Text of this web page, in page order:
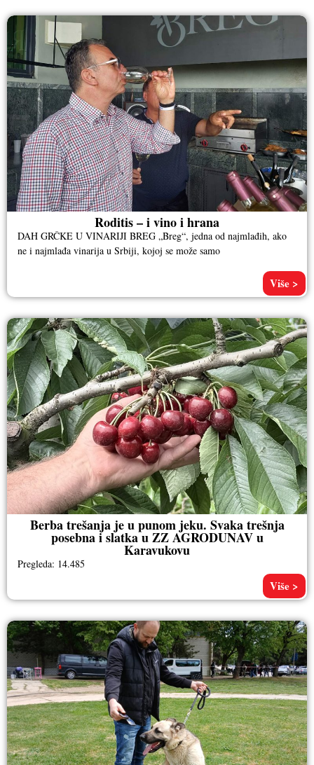
Roditis – i vino i hrana
DAH GRČKE U VINARIJI BREG „Breg“, jedna od najmlađih, ako
ne i najmlađa vinarija u Srbiji, kojoj se može samo
Više >
Berba trešanja je u punom jeku. Svaka trešnja
posebna i slatka u ZZ AGRODUNAV u
Karavukovu
Pregleda: 14.485
Više >